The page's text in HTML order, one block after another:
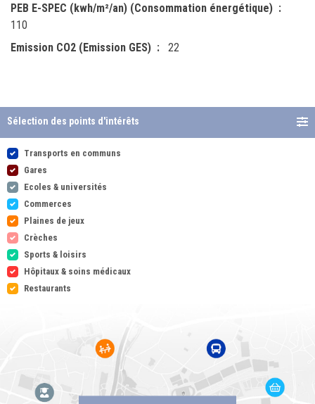
PEB E-SPEC (kwh/m²/an) (Consommation énergétique)
110
Emission CO2 (Emission GES)
22
Sélection des points d'intérêts
Transports en communs
Gares
Ecoles & universités
Commerces
Plaines de jeux
Crèches
Sports & loisirs
Hôpitaux & soins médicaux
Restaurants